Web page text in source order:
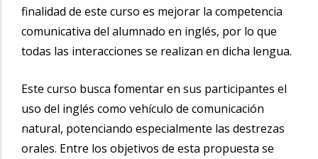
finalidad de este curso es mejorar la competencia
comunicativa del alumnado en inglés, por lo que
todas las interacciones se realizan en dicha lengua.
Este curso busca fomentar en sus participantes el
uso del inglés como vehículo de comunicación
natural, potenciando especialmente las destrezas
orales. Entre los objetivos de esta propuesta se